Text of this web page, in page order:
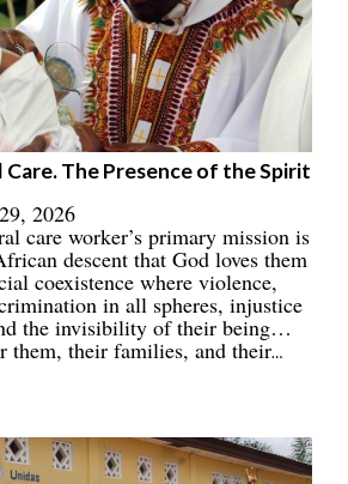
The Presence of the Spirit
2026
care worker’s primary mission is
descent that God loves them
coexistence where violence,
in all spheres, injustice
the invisibility of their being…
them, their families, and their